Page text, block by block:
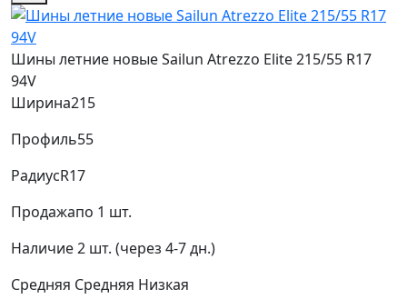
Шины летние новые Sailun Atrezzo Elite 215/55 R17
94V
Ширина215
Профиль55
РадиусR17
Продажапо 1 шт.
Наличие2 шт. (через 4-7 дн.)
Средняя Средняя Низкая